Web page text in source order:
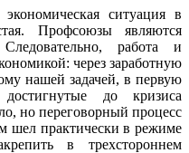
ситуация в
Профсоюзы являются
работа и
через заработную
нашей задачей, в первую
достигнутые до кризиса
но переговорный процесс
шел практически в режиме
в трехстороннем